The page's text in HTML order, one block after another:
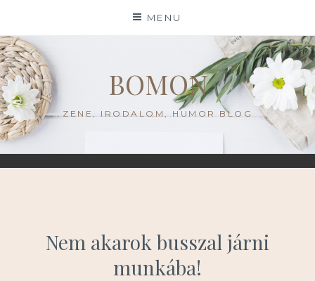
content
MENU
BOMON
ZENE, IRODALOM, HUMOR BLOG
Nem akarok busszal járni
munkába!